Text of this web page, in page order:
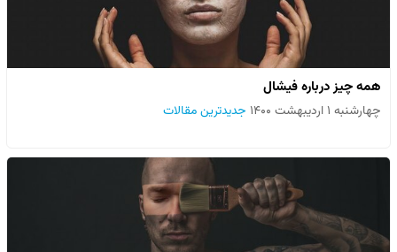
همه چیز درباره فیشال
چهارشنبه ۱ اردیبهشت ۱۴۰۰ جدیدترین مقالات